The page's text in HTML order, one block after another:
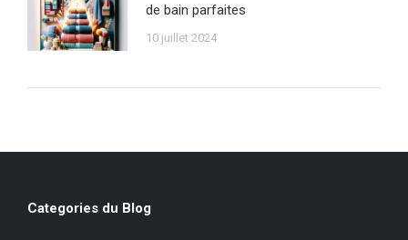
de bain parfaites
10 juillet 2024
Categories du Blog